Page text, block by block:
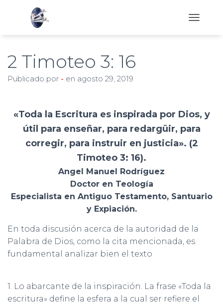
D
D
E
N
A
N
2 Timoteo 3: 16
Publicado por - en agosto 29, 2019
«Toda la Escritura es inspirada por Dios, y
útil para enseñar, para redargüir, para
corregir, para instruir en justicia». (2
Timoteo 3: 16).
Angel Manuel Rodríguez
Doctor en Teología
Especialista en Antiguo Testamento, Santuario
y Expiación.
En toda discusión acerca de la autoridad de la
Palabra de Dios, como la cita mencionada, es
fundamental analizar bien el texto
1. Lo abarcante de la inspiración. La frase «Toda la
escritura» define la esfera a la cual ser refiere el